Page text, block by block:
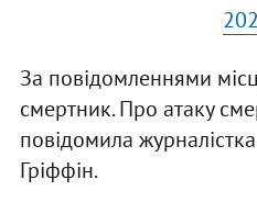
За повідомленнями
смертник. Про атаку
повідомила
Гріффін.